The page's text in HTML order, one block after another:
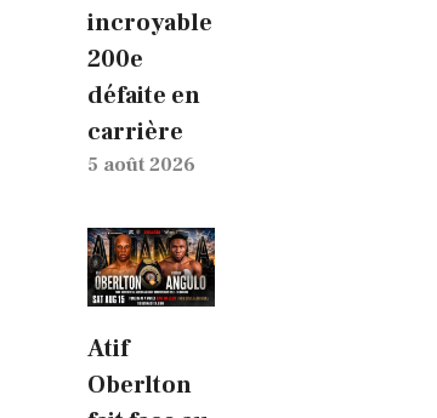
incroyable
200e
défaite en
carrière
5 août 2026
Atif
Oberlton